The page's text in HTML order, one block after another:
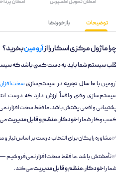
اﻣﮑﺎن ﺗﺤﻮﯾﻞ اﮐﺴﭙﺮس امکان
توضیحات بازخوردها
ماژول مرکزی اسکار را ازآرومینبخرید؟
سیستم شما باید به دست کسی باشد که
با۱۰ سال تجربه در سیستم‌سازی
وقتی واقعاً ارزش دارد که درست
واقعی پشتش باشد. ما فقط سخت‌افزار
شما راخودکار، منظم و قابل مدیریت
مشاوره رایگان برای انتخاب درست بر اساس نیاز و
تأمشتش باشد. ما فقط سخت‌افزار نمی‌فروشیم
راخودکار، منظم و قابل مدیریتمی‌کند.